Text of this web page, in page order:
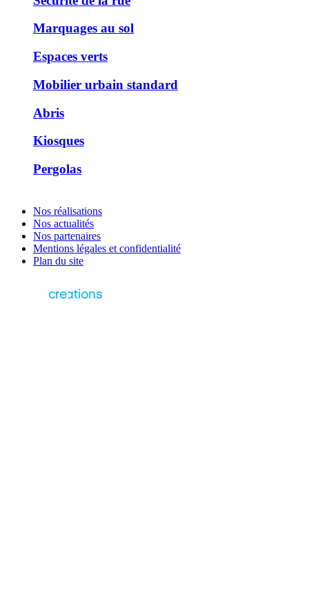
Marquages au sol
Espaces verts
Mobilier urbain standard
Abris
Kiosques
Pergolas
Nos réalisations
Nos actualités
Nos partenaires
Mentions légales et confidentialité
Plan du site